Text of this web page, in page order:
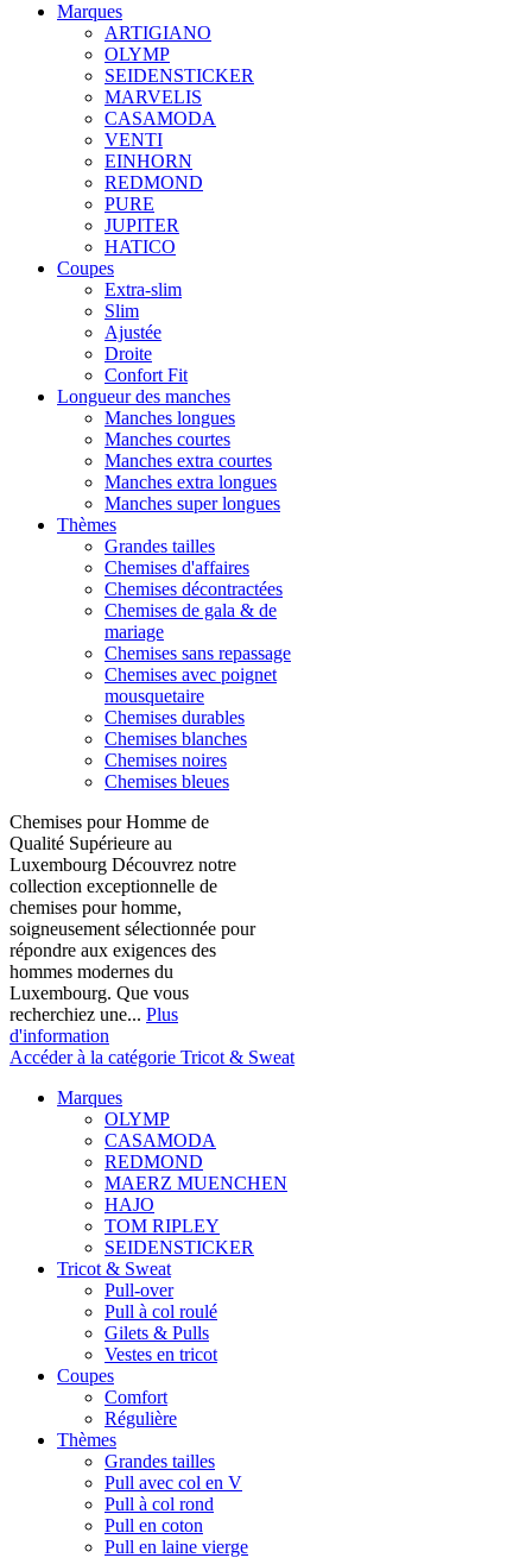
Marques
ARTIGIANO
OLYMP
SEIDENSTICKER
MARVELIS
CASAMODA
VENTI
EINHORN
REDMOND
PURE
JUPITER
HATICO
Coupes
Extra-slim
Slim
Ajustée
Droite
Confort Fit
Longueur des manches
Manches longues
Manches courtes
Manches extra courtes
Manches extra longues
Manches super longues
Thèmes
Grandes tailles
Chemises d'affaires
Chemises décontractées
Chemises de gala & de
mariage
Chemises sans repassage
Chemises avec poignet
mousquetaire
Chemises durables
Chemises blanches
Chemises noires
Chemises bleues
Chemises pour Homme de
Qualité Supérieure au
Luxembourg Découvrez notre
collection exceptionnelle de
chemises pour homme,
soigneusement sélectionnée pour
répondre aux exigences des
hommes modernes du
Luxembourg. Que vous
recherchiez une... Plus
d'information
Accéder à la catégorie Tricot & Sweat
Marques
OLYMP
CASAMODA
REDMOND
MAERZ MUENCHEN
HAJO
TOM RIPLEY
SEIDENSTICKER
Tricot & Sweat
Pull-over
Pull à col roulé
Gilets & Pulls
Vestes en tricot
Coupes
Comfort
Régulière
Thèmes
Grandes tailles
Pull avec col en V
Pull à col rond
Pull en coton
Pull en laine vierge